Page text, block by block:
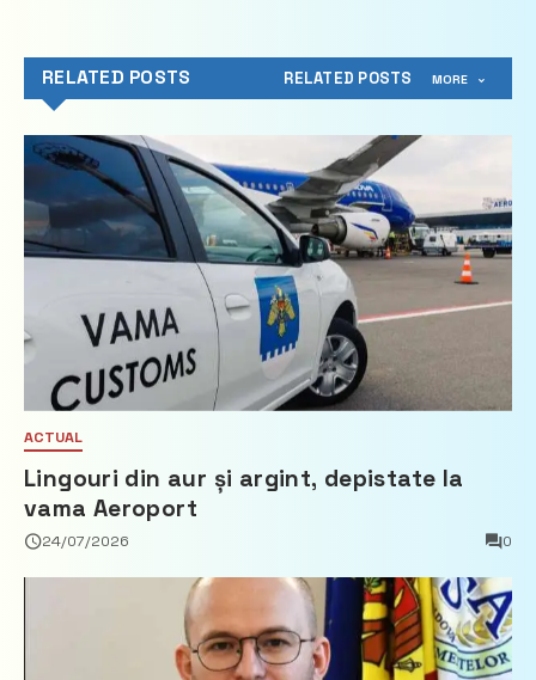
RELATED POSTS RELATED POSTS MORE
ACTUAL
Lingouri din aur și argint, depistate la
vama Aeroport
24/07/2026 0